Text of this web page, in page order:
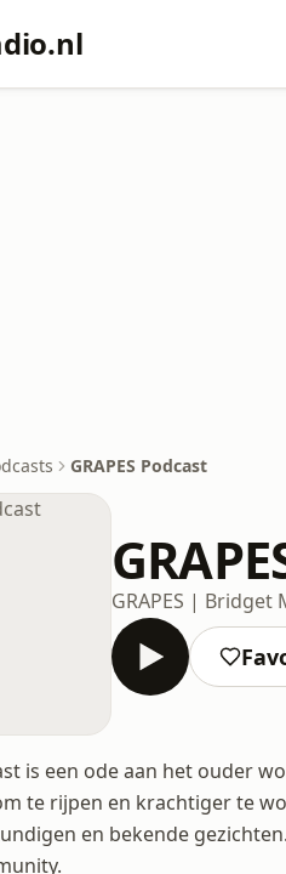
GRAPES Podcast
GRAPES | Bridget
is een ode aan het ouder
te rijpen en krachtiger te
en bekende